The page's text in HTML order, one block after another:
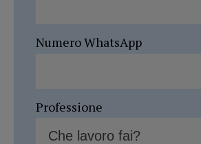
Numero WhatsApp
Professione